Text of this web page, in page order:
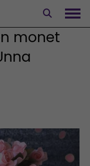
monet